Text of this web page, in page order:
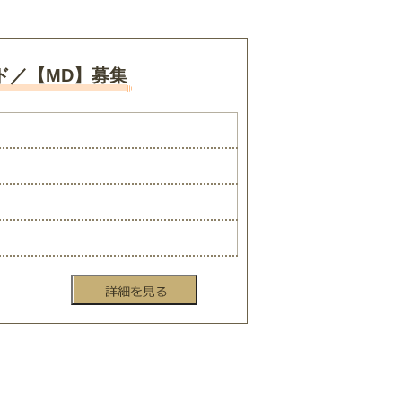
／【MD】募集